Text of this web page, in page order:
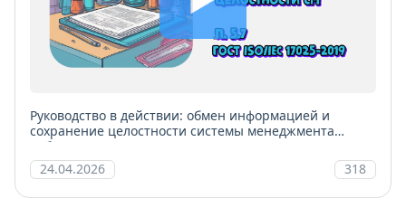
Руководство в действии: обмен информацией и
сохранение целостности системы менеджмента
лаборатории
24.04.2026
318